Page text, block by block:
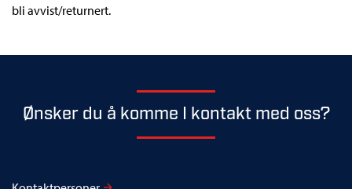
bli avvist/returnert.
Ønsker du å komme I kontakt med oss?